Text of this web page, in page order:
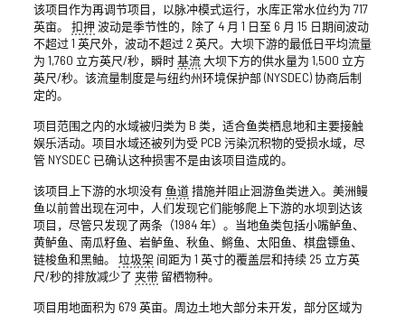
该项目作为再调节项目，以脉冲模式运行，水库正常水位约为 717
英亩。 扣押 波动是季节性的，除了 4 月 1 日至 6 月 15 日期间波动
不超过 1 英尺外，波动不超过 2 英尺。大坝下游的最低日平均流量
为 1,760 立方英尺/秒，瞬时基流大坝下方的供水量为 1,500 立方
英尺/秒。该流量制度是与纽约州环境保护部 (NYSDEC) 协商后制
定的。
项目范围之内的水域被归类为 B 类，适合鱼类栖息地和主要接触
娱乐活动。项目水域还被列为受 PCB 污染沉积物的受损水域，尽
管 NYSDEC 已确认这种损害不是由该项目造成的。
该项目上下游的水坝没有鱼道措施并阻止洄游鱼类进入。美洲鳗
鱼以前曾出现在河中，人们发现它们能够爬上下游的水坝到达该
项目，尽管只发现了两条（1984 年）。当地鱼类包括小嘴鲈鱼、
黄鲈鱼、南瓜籽鱼、岩鲈鱼、秋鱼、鳉鱼、太阳鱼、棋盘镖鱼、
链梭鱼和黑鲉。 垃圾架 间距为 1 英寸的覆盖层和持续 25 立方英
尺/秒的排放减少了 夹带留栖物种。
项目用地面积为 679 英亩。周边土地大部分未开发，部分区域为